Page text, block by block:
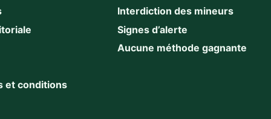
et conditions
Interdiction des mineurs
Signes d’alerte
Aucune méthode gagnante